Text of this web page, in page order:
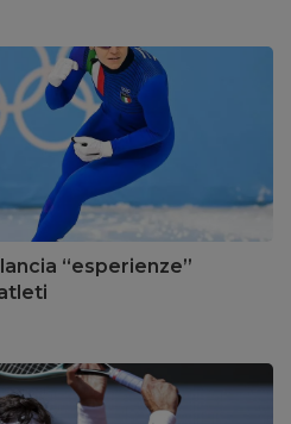
“esperienze”